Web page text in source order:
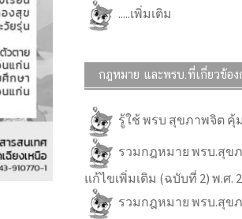
.....เพิ่มเติม
กฎหมาย และพรบ.ที่เกี่ยวข้อ
รู้ใช้ พรบ สุขภาพจิต คุ้
รวมกฎหมาย พรบ.สุข
แก้ไขเพิ่มเติม (ฉบับที่ 2) พ.ศ.
รวมกฎหมาย พรบ.สุข